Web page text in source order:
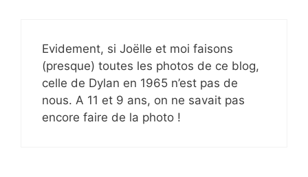
Evidement, si Joëlle et moi faisons
(presque) toutes les photos de ce blog,
celle de Dylan en 1965 n’est pas de
nous. A 11 et 9 ans, on ne savait pas
encore faire de la photo !